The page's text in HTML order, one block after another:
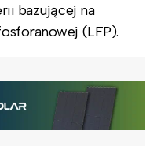
bazującej na
(LFP).